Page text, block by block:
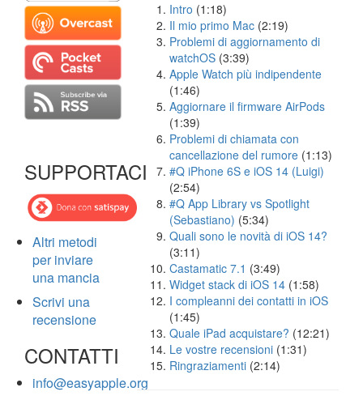
SUPPORTACI
Altri metodi
per inviare
una mancia
Scrivi una
recensione
CONTATTI
info@easyapple.org
Intro (1:18)
Il mio primo Mac (2:19)
Problemi di aggiornamento di
watchOS (3:39)
Apple Watch più indipendente
(1:46)
Aggiornare il firmware AirPods
(1:39)
Problemi di chiamata con
cancellazione del rumore (1:13)
#Q iPhone 6S e iOS 14 (Luigi)
(2:54)
#Q App Library vs Spotlight
(Sebastiano) (5:34)
Quali sono le novità di iOS 14?
(3:11)
Castamatic 7.1 (3:49)
Widget stack di iOS 14 (1:58)
I compleanni dei contatti in iOS
(1:45)
Quale iPad acquistare? (12:21)
Le vostre recensioni (1:31)
Ringraziamenti (2:14)